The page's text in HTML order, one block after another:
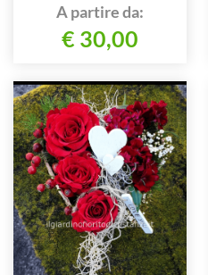
A partire da:
€ 30,00